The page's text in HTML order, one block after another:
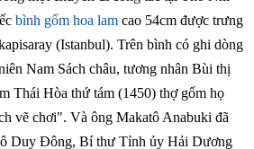
bình gốm hoa lam cao 54cm được trưng
(Istanbul). Trên bình có ghi dòng
Nam Sách châu, tương nhân Bùi thị
Thái Hòa thứ tám (1450) thợ gốm họ
vẽ chơi". Và ông Makatô Anabuki đã
Duy Đông, Bí thư Tỉnh ủy Hải Dương